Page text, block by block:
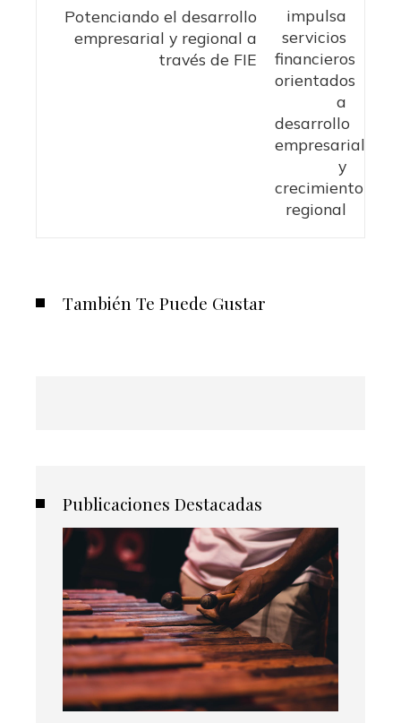
Potenciando el desarrollo
empresarial y regional a
través de FIE
También Te Puede Gustar
Publicaciones Destacadas